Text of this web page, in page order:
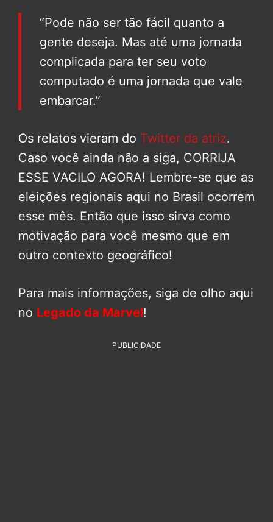
“Pode não ser tão fácil quanto a
gente deseja. Mas até uma jornada
complicada para ter seu voto
computado é uma jornada que vale
embarcar.”
Os relatos vieram do Twitter da atriz.
Caso você ainda não a siga, CORRIJA
ESSE VACILO AGORA! Lembre-se que as
eleições regionais aqui no Brasil ocorrem
esse mês. Então que isso sirva como
motivação para você mesmo que em
outro contexto geográfico!
Para mais informações, siga de olho aqui
no Legado da Marvel!
PUBLICIDADE